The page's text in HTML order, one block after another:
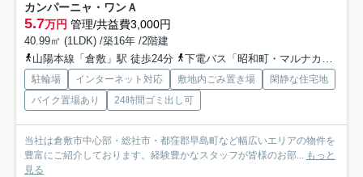
カンパーニャ・ワンＡ
5.7万円 管理/共益費3,000円
40.99㎡ (1LDK) /築16年 /2階建
山陽本線「倉敷」駅 徒歩24分
下電バス「昭和町・マルナカ倉敷駅前店」バス停下車 徒歩25分
駐輪場 インターネット対応 敷地内ごみ置き場
閑静な住宅地
バイク置場あり
24時間ゴミ出し可
当社は倉敷市中心部・総社市・都窪郡早島町など幅広いエリアの物件を
豊富にご紹介しております。経験豊かなスタッフが皆様のお部... もっと
見る